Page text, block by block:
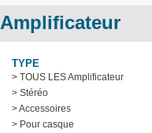
Amplificateur
TYPE
> TOUS LES Amplificateur
> Stéréo
> Accessoires
> Pour casque